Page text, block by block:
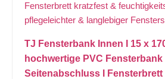
TJ Fensterbank Innen I 15 x
hochwertige PVC Fensterbank
Seitenabschluss I Fensterbrett